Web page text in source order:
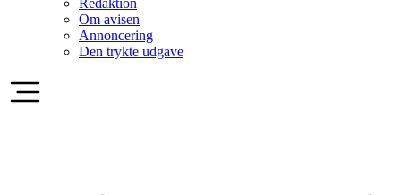
Om avisen
Annoncering
Den trykte udgave